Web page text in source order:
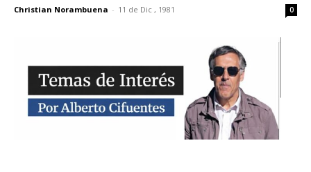
Christian Norambuena - 11 de Dic , 1981 0